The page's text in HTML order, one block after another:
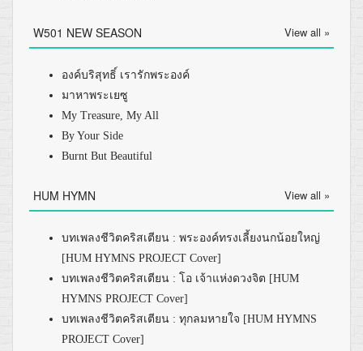
W501 NEW SEASON View all »
องค์บริสุทธิ์ เรารักพระองค์
มาหาพระเยซู
My Treasure, My All
By Your Side
Burnt But Beautiful
HUM HYMN View all »
บทเพลงชีวิตคริสเตียน : พระองค์ทรงเลี้ยงนกน้อยใหญ่
[HUM HYMNS PROJECT Cover]
บทเพลงชีวิตคริสเตียน : โอ เจ้าแห่งดวงจิต [HUM
HYMNS PROJECT Cover]
บทเพลงชีวิตคริสเตียน : ทุกลมหายใจ [HUM HYMNS
PROJECT Cover]